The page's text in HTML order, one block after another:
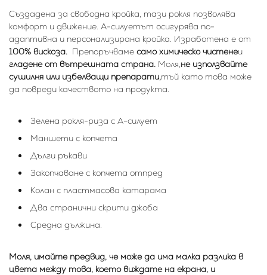
Създадена за свободна кройка, тази рокля позволява
комфорт и движение. А-силуетът осигурява по-
адаптивна и персонализирана кройка. Изработена е от
100% вискоза. Препоръчваме само химическо чистенеи
гладене от вътрешната страна. Моля, не използвайте
сушилня или избелващи препарати,тъй като това може
да повреди качеството на продукта.
Зелена рокля-риза с А-силует
Маншети с копчета
Дълги ръкави
Закопчаване с копчета отпред
Колан с пластмасова катарама
Два странични скрити джоба
Средна дължина.
Моля, имайте предвид, че може да има малка разлика в
цвета между това, което виждате на екрана, и